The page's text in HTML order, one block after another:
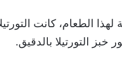
لهذا الطعام، كانت
التورتيلا بالدقيق.